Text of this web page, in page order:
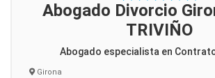
Abogado Divorcio
TRIVIÑO
Abogado especialista en
Girona